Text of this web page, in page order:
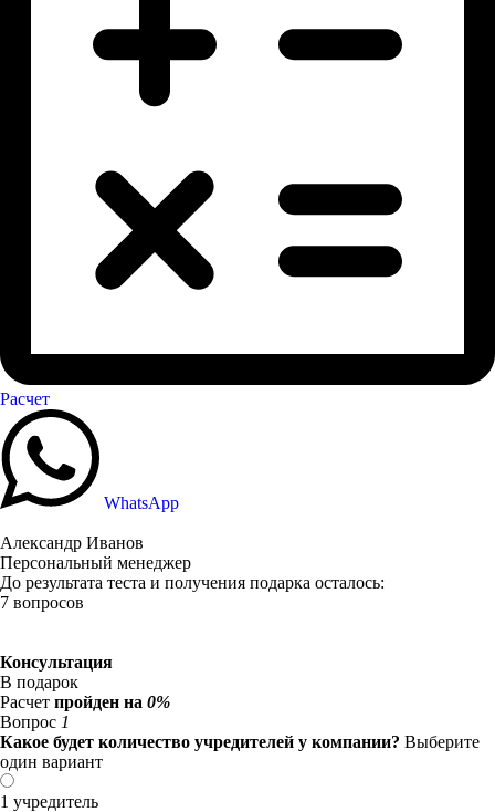
Расчет
WhatsApp
Александр Иванов
Персональный менеджер
До результата теста и получения подарка осталось:
7 вопросов
Консультация
В подарок
Расчет пройден на 0%
Вопрос 1
Какое будет количество учредителей у компании? Выберите
один вариант
1 учредитель